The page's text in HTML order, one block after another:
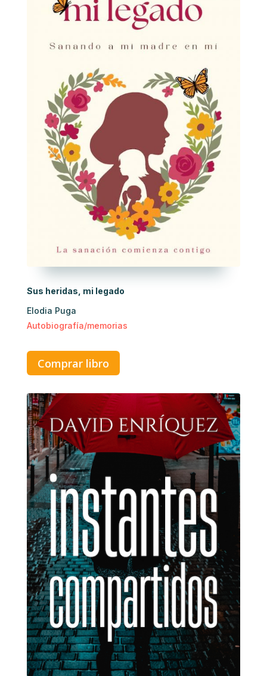
Sus heridas, mi legado
Elodia Puga
Autobiografía/memorias
Comprar libro